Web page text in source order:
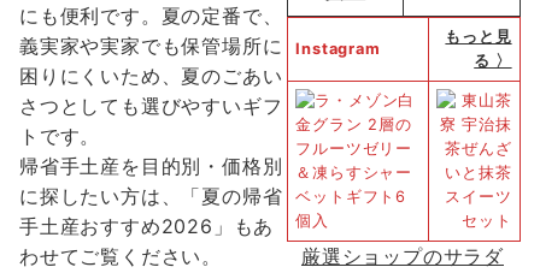
にも便利です。夏の定番で、
義実家や実家でも保管場所に
困りにくいため、夏のごあい
さつとしても選びやすいギフ
トです。
帰省手土産を目的別・価格別
に探したい方は、「夏の帰省
手土産おすすめ2026」もあ
わせてご覧ください。
Instagram
もっと見
る 〉
厳選ショップのサラダ